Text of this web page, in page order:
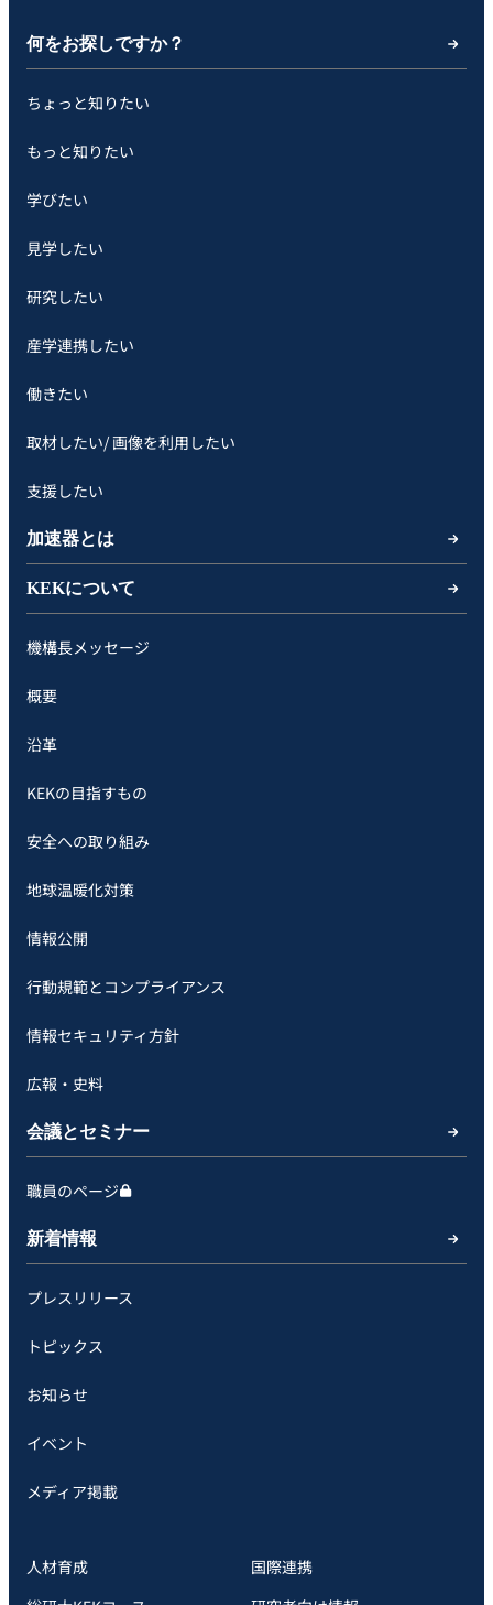
何をお探しですか？
ちょっと知りたい
もっと知りたい
学びたい
見学したい
研究したい
産学連携したい
働きたい
取材したい/ 画像を利用したい
支援したい
加速器とは
KEKについて
機構長メッセージ
概要
沿革
KEKの目指すもの
安全への取り組み
地球温暖化対策
情報公開
行動規範とコンプライアンス
情報セキュリティ方針
広報・史料
会議とセミナー
職員のページ
新着情報
プレスリリース
トピックス
お知らせ
イベント
メディア掲載
人材育成
国際連携